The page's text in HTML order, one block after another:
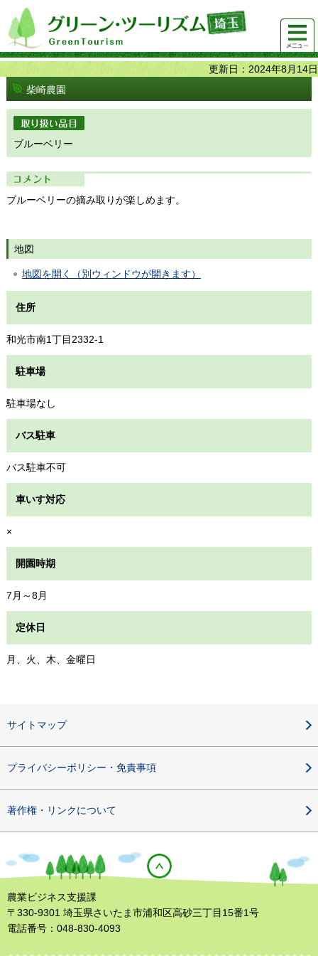
グリーンツーリズム埼玉 緑豊かな農山村で 楽しく！
美味しく！
メニュ
ー
更新日：2024年8月14日
柴崎農園
取り扱い品目
ブルーベリー
コメント
ブルーベリーの摘み取りが楽しめます。
地図
地図を開く（別ウィンドウが開きます）
住所
和光市南1丁目2332-1
駐車場
駐車場なし
バス駐車
バス駐車不可
車いす対応
×
開園時期
7月～8月
定休日
月、火、木、金曜日
サイトマップ
プライバシーポリシー・免責事項
著作権・リンクについて
農業ビジネス支援課
〒330-9301 埼玉県さいたま市浦和区高砂三丁目15番1号
電話番号：048-830-4093